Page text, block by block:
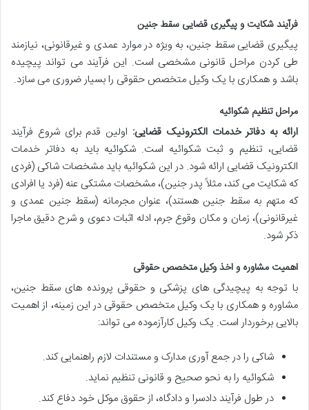
فرآیند شکایت و پیگیری قضایی سقط جنین
پیگیری قضایی سقط جنین، به ویژه در موارد عمدی و غیرقانونی، نیازمند
طی کردن مراحل قانونی مشخصی است. این فرآیند می تواند پیچیده
باشد و همکاری با یک وکیل متخصص حقوقی را بسیار ضروری می سازد.
مراحل تنظیم شکوائیه
ارائه به دفاتر خدمات الکترونیک قضایی: اولین قدم برای شروع فرآیند
قضایی، تنظیم و ثبت شکوائیه است. شکوائیه باید به دفاتر خدمات
الکترونیک قضایی ارائه شود. در این شکوائیه باید مشخصات شاکی (فردی
که شکایت می کند، مثلاً پدر جنین)، مشخصات مشتکی عنه (فرد یا افرادی
که متهم به سقط جنین هستند)، عنوان مجرمانه (سقط جنین عمدی و
غیرقانونی)، زمان و مکان وقوع جرم، ادله اثبات دعوی و شرح دقیق ماجرا
ذکر شود.
اهمیت مشاوره و اخذ وکیل متخصص حقوقی
با توجه به پیچیدگی های پزشکی و حقوقی پرونده های سقط جنین،
مشاوره و همکاری با یک وکیل متخصص حقوقی در این زمینه، از اهمیت
بالایی برخوردار است. یک وکیل کارآزموده می تواند:
شاکی را در جمع آوری مدارک و مستندات لازم راهنمایی کند.
شکوائیه را به نحو صحیح و قانونی تنظیم نماید.
در طول فرآیند دادسرا و دادگاه، از حقوق موکل خود دفاع کند.